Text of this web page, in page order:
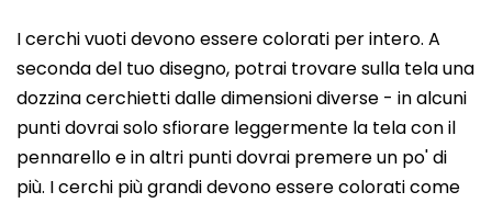
I cerchi vuoti devono essere colorati per intero. A
seconda del tuo disegno, potrai trovare sulla tela una
dozzina cerchietti dalle dimensioni diverse - in alcuni
punti dovrai solo sfiorare leggermente la tela con il
pennarello e in altri punti dovrai premere un po' di
più. I cerchi più grandi devono essere colorati come